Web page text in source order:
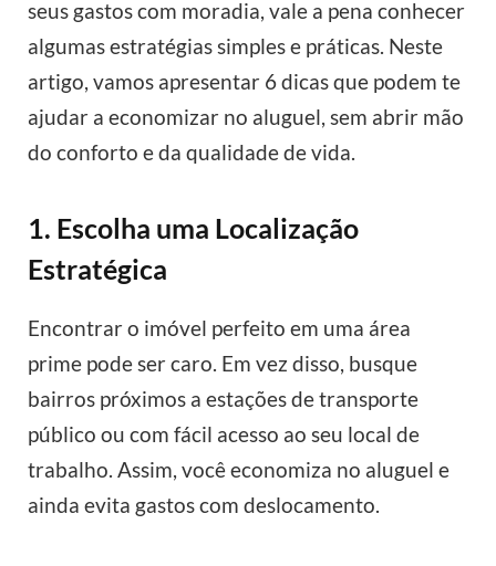
seus gastos com moradia, vale a pena conhecer
algumas estratégias simples e práticas. Neste
artigo, vamos apresentar 6 dicas que podem te
ajudar a economizar no aluguel, sem abrir mão
do conforto e da qualidade de vida.
1. Escolha uma Localização
Estratégica
Encontrar o imóvel perfeito em uma área
prime pode ser caro. Em vez disso, busque
bairros próximos a estações de transporte
público ou com fácil acesso ao seu local de
trabalho. Assim, você economiza no aluguel e
ainda evita gastos com deslocamento.